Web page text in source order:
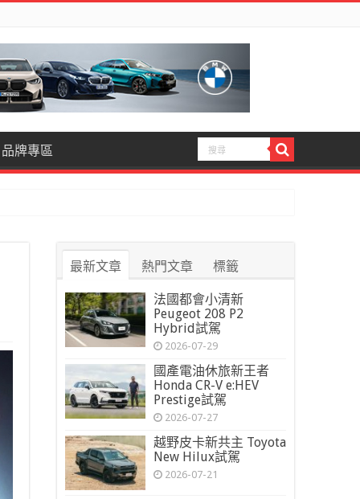
品牌專區
最新文章 熱門文章 標籤
法國都會小清新
Peugeot 208 P2
Hybrid試駕
2026-07-29
國產電油休旅新王者
Honda CR-V e:HEV
Prestige試駕
2026-07-27
越野皮卡新共主 Toyota
New Hilux試駕
2026-07-21